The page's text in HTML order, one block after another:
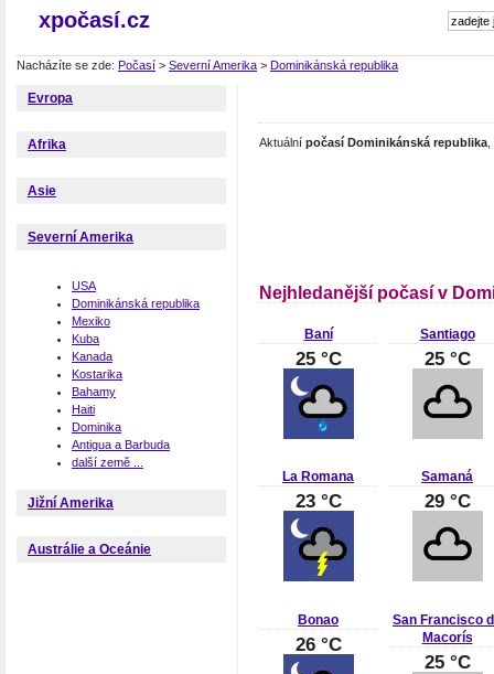
xpočasí.cz
Nacházíte se zde: Počasí > Severní Amerika > Dominikánská republika
Evropa
Afrika
Asie
Severní Amerika
USA
Dominikánská republika
Mexiko
Kuba
Kanada
Kostarika
Bahamy
Haiti
Dominika
Antigua a Barbuda
další země ...
Jižní Amerika
Austrálie a Oceánie
Aktuální počasí Dominikánská republika
Nejhledanější počasí v
Baní
25 °C
Santiago
25 °C
La Romana
23 °C
Samaná
29 °C
Bonao
26 °C
San Francisco
Macorís
25 °C